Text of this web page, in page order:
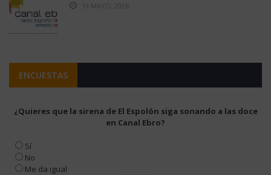
19 MAYO, 2026
ENCUESTAS
¿Quieres que la sirena de El Espolón siga sonando a las doce
en Canal Ebro?
Sí
No
Me da igual